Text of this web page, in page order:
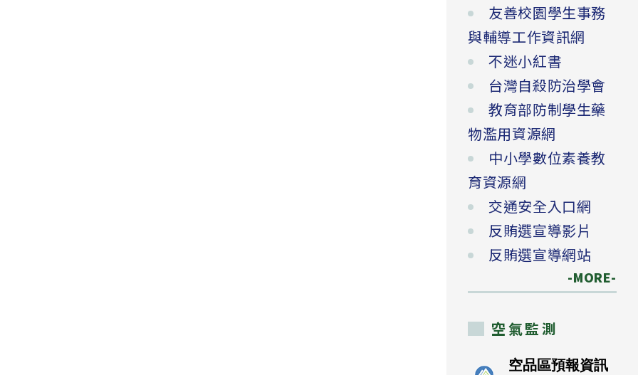
友善校園學生事務
與輔導工作資訊網
不迷小紅書
台灣自殺防治學會
教育部防制學生藥
物濫用資源網
中小學數位素養教
育資源網
交通安全入口網
反賄選宣導影片
反賄選宣導網站
-MORE-
空氣監測